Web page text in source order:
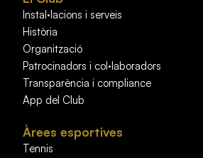
Instal·lacions i serveis
Història
Organització
Patrocinadors i col·laboradors
Transparència i compliance
App del Club
Àrees esportives
Tennis